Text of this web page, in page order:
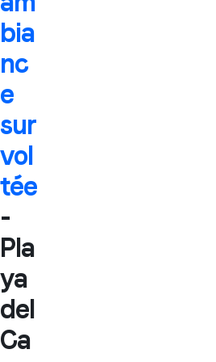
bia
nc
e
sur
vol
tée
-
Pla
ya
del
Ca